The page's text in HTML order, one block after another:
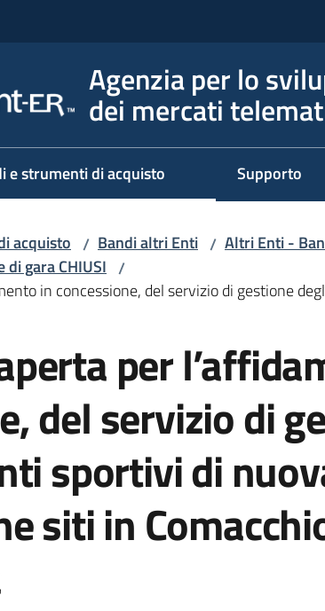
Agenzia per lo
dei mercati
e strumenti di acquisto Supporto
acquisto / Bandi altri Enti / Altri Enti -
gara CHIUSI /
in concessione, del servizio di gestione
per
del servizio di
sportivi di
siti in